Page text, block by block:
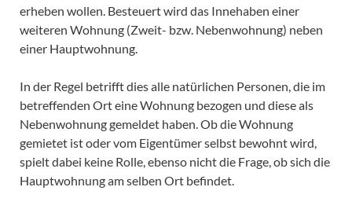
erheben wollen. Besteuert wird das Innehaben einer
weiteren Wohnung (Zweit- bzw. Nebenwohnung) neben
einer Hauptwohnung.
In der Regel betrifft dies alle natürlichen Personen, die im
betreffenden Ort eine Wohnung bezogen und diese als
Nebenwohnung gemeldet haben. Ob die Wohnung
gemietet ist oder vom Eigentümer selbst bewohnt wird,
spielt dabei keine Rolle, ebenso nicht die Frage, ob sich die
Hauptwohnung am selben Ort befindet.